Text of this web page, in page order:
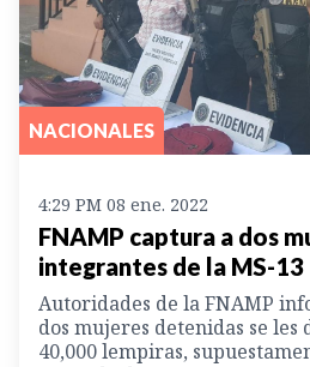
NACIONALES
4:29 PM 08 ene. 2022
FNAMP captura a dos
integrantes de la MS-13
Autoridades de la FNAMP
dos mujeres detenidas se les
40,000 lempiras,